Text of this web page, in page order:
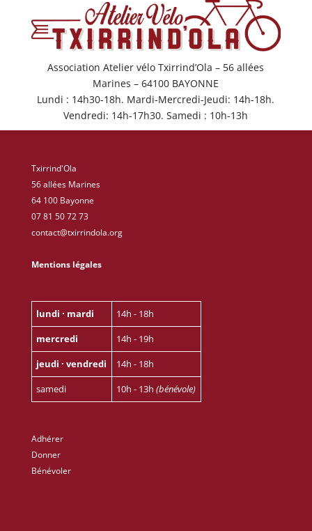
Association Atelier vélo Txirrind’Ola – 56 allées
Marines – 64100 BAYONNE
Lundi : 14h30-18h. Mardi-Mercredi-Jeudi: 14h-18h.
Vendredi: 14h-17h30. Samedi : 10h-13h
Txirrind'Ola
56 allées Marines
64 100 Bayonne
07 81 50 72 73
contact@txirrindola.org
Mentions légales
lundi · mardi
14h - 18h
mercredi
14h - 19h
jeudi · vendredi
14h - 18h
samedi
10h - 13h(bénévole)
Adhérer
Donner
Bénévoler